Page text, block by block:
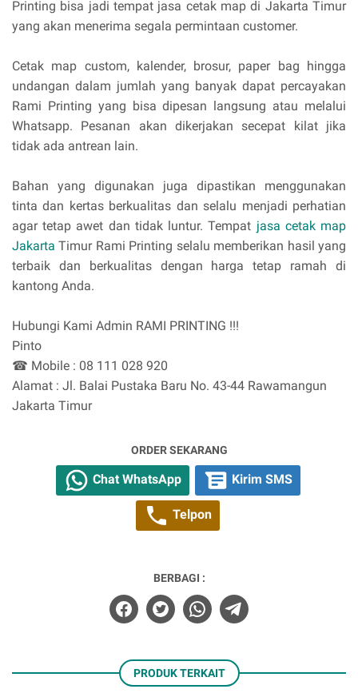
Printing bisa jadi tempat jasa cetak map di Jakarta Timur
yang akan menerima segala permintaan customer.
Cetak map custom, kalender, brosur, paper bag hingga
undangan dalam jumlah yang banyak dapat percayakan
Rami Printing yang bisa dipesan langsung atau melalui
Whatsapp. Pesanan akan dikerjakan secepat kilat jika
tidak ada antrean lain.
Bahan yang digunakan juga dipastikan menggunakan
tinta dan kertas berkualitas dan selalu menjadi perhatian
agar tetap awet dan tidak luntur. Tempat jasa cetak map
Jakarta Timur Rami Printing selalu memberikan hasil yang
terbaik dan berkualitas dengan harga tetap ramah di
kantong Anda.
Hubungi Kami Admin RAMI PRINTING !!!
Pinto
☎ Mobile : 08 111 028 920
Alamat : Jl. Balai Pustaka Baru No. 43-44 Rawamangun
Jakarta Timur
ORDER SEKARANG
Chat WhatsApp Kirim SMS
Telpon
BERBAGI :
PRODUK TERKAIT